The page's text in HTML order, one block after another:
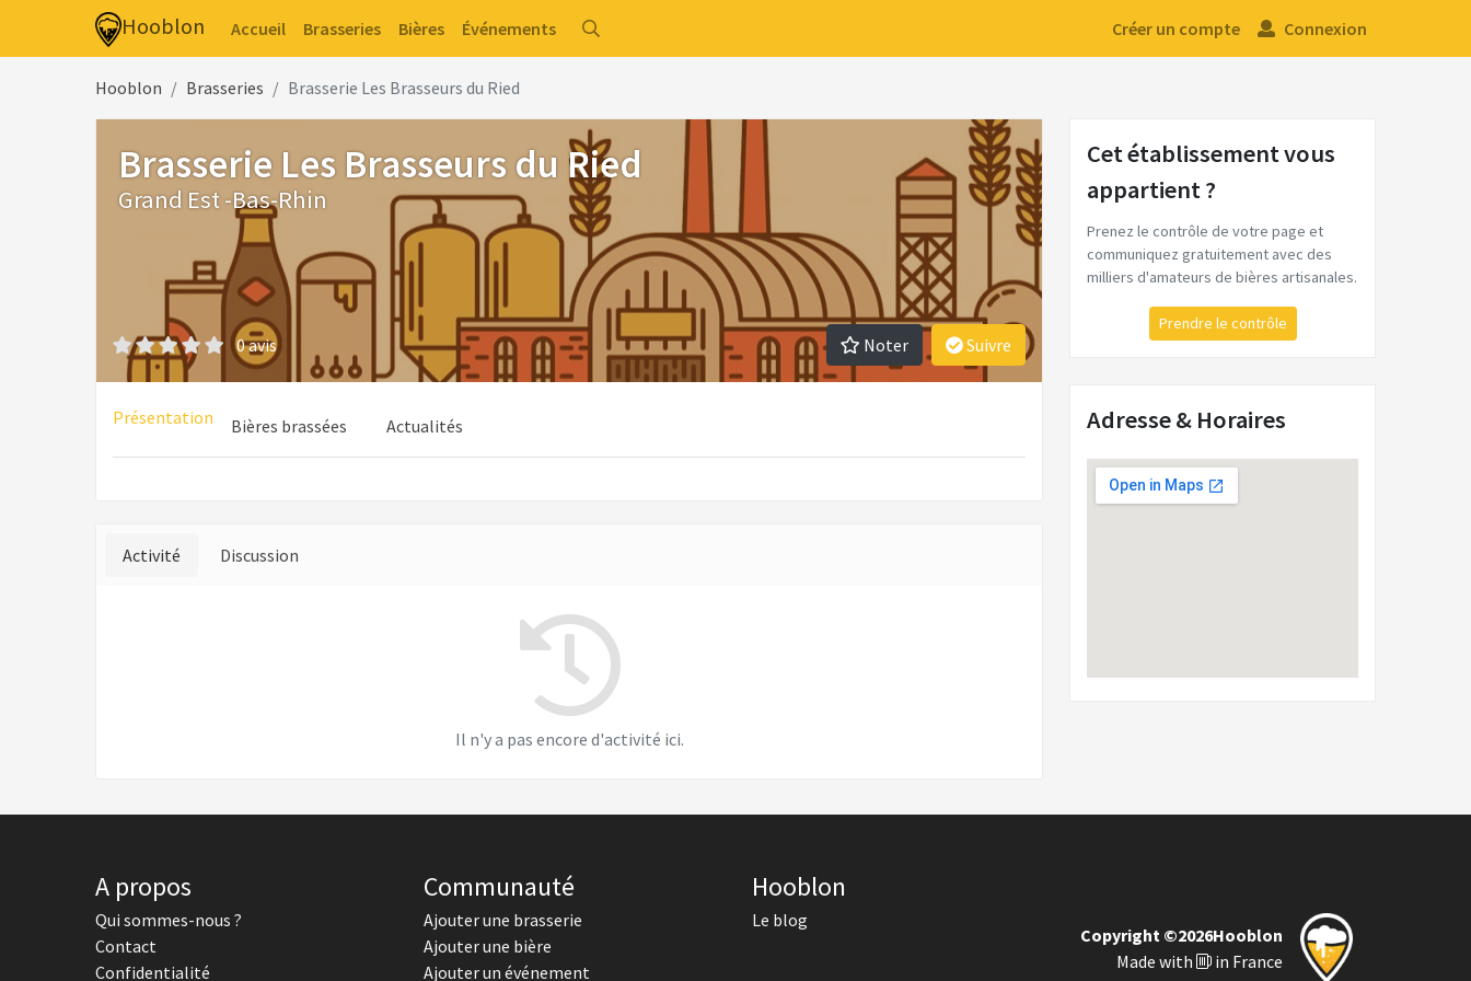
Hooblon Accueil Brasseries Bières Événements Créer un compte Connexion
Hooblon Brasseries Brasserie Les Brasseurs du Ried
Brasserie Les Brasseurs du Ried
Grand Est -Bas-Rhin
0 avis Noter Suivre
Présentation Bières brassées Actualités
Activité Discussion
Il n'y a pas encore d'activité ici.
Cet établissement vous
appartient ?
Prenez le contrôle de votre page et
communiquez gratuitement avec des
milliers d'amateurs de bières artisanales.
Prendre le contrôle
Adresse & Horaires
A propos
Qui sommes-nous ?
Contact
Confidentialité
Communauté
Ajouter une brasserie
Ajouter une bière
Ajouter un événement
Hooblon
Le blog
Copyright ©2026Hooblon
Made with
in France